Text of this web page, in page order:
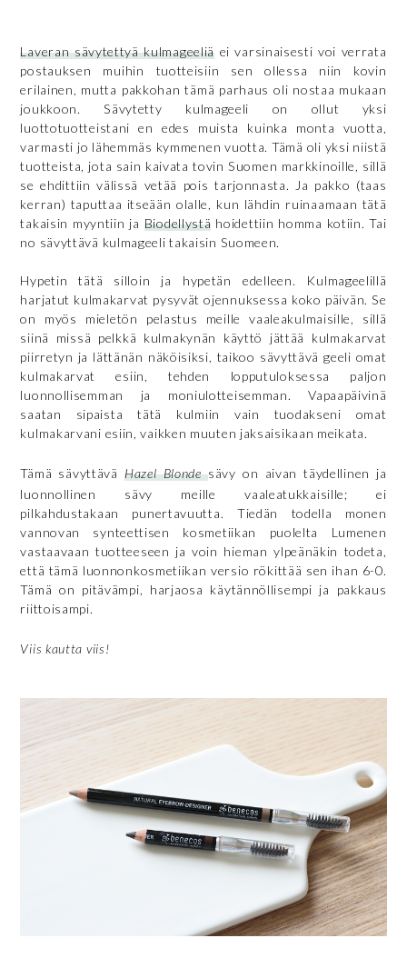
Laveran sävytettyä kulmageeliä ei varsinaisesti voi verrata
postauksen muihin tuotteisiin sen ollessa niin kovin
erilainen, mutta pakkohan tämä parhaus oli nostaa mukaan
joukkoon. Sävytetty kulmageeli on ollut yksi
luottotuotteistani en edes muista kuinka monta vuotta,
varmasti jo lähemmäs kymmenen vuotta. Tämä oli yksi niistä
tuotteista, jota sain kaivata tovin Suomen markkinoille, sillä
se ehdittiin välissä vetää pois tarjonnasta. Ja pakko (taas
kerran) taputtaa itseään olalle, kun lähdin ruinaamaan tätä
takaisin myyntiin ja Biodellystä hoidettiin homma kotiin. Tai
no sävyttävä kulmageeli takaisin Suomeen.
Hypetin tätä silloin ja hypetän edelleen. Kulmageelillä
harjatut kulmakarvat pysyvät ojennuksessa koko päivän. Se
on myös mieletön pelastus meille vaaleakulmaisille, sillä
siinä missä pelkkä kulmakynän käyttö jättää kulmakarvat
piirretyn ja lättänän näköisiksi, taikoo sävyttävä geeli omat
kulmakarvat esiin, tehden lopputuloksessa paljon
luonnollisemman ja moniulotteisemman. Vapaapäivinä
saatan sipaista tätä kulmiin vain tuodakseni omat
kulmakarvani esiin, vaikken muuten jaksaisikaan meikata.
Tämä sävyttävä Hazel Blondesävy on aivan täydellinen ja
luonnollinen sävy meille vaaleatukkaisille; ei
pilkahdustakaan punertavuutta. Tiedän todella monen
vannovan synteettisen kosmetiikan puolelta Lumenen
vastaavaan tuotteeseen ja voin hieman ylpeänäkin todeta,
että tämä luonnonkosmetiikan versio rökittää sen ihan 6-0.
Tämä on pitävämpi, harjaosa käytännöllisempi ja pakkaus
riittoisampi.
Viis kautta viis!